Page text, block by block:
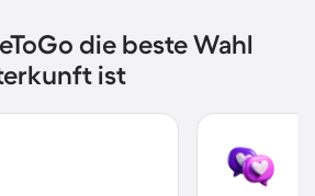
die beste Wahl
ist